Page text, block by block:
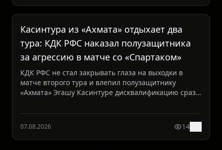
Касинтура из «Ахмата» отдыхает два
тура: КДК РФС наказал полузащитника
за агрессию в матче со «Спартаком»
КДК РФС не стал закрывать глаза на выходки в
матче второго тура и влепил полузащитнику
«Ахмата» Эгашу Касинтуре дисквалификацию сразу
07.08.2026 14